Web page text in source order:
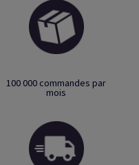
100 000 commandes par
mois